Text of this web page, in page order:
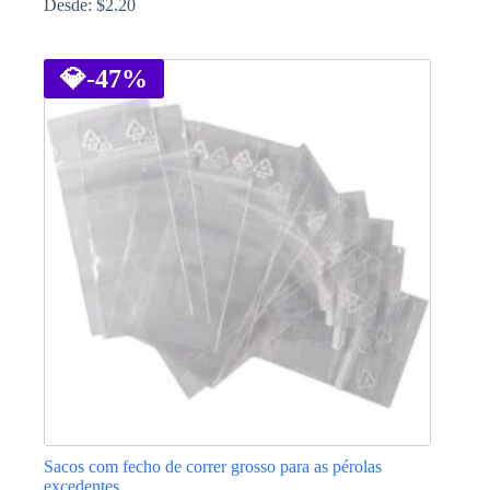
Desde: $2.20
has
multiple
variants.
The
options
may
chosen
product
💎-47%
Sacos com fecho de correr grosso para as pérolas